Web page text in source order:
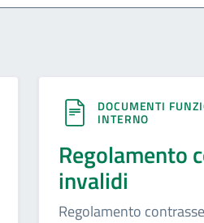
DOCUMENTI
INTERNO
Regolamento
invalidi
Regolamento